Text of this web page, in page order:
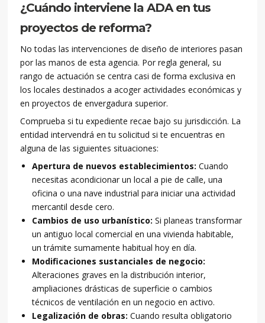
¿Cuándo interviene la ADA en tus
proyectos de reforma?
No todas las intervenciones de diseño de interiores pasan
por las manos de esta agencia. Por regla general, su
rango de actuación se centra casi de forma exclusiva en
los locales destinados a acoger actividades económicas y
en proyectos de envergadura superior.
Comprueba si tu expediente recae bajo su jurisdicción. La
entidad intervendrá en tu solicitud si te encuentras en
alguna de las siguientes situaciones:
Apertura de nuevos establecimientos: Cuando
necesitas acondicionar un local a pie de calle, una
oficina o una nave industrial para iniciar una actividad
mercantil desde cero.
Cambios de uso urbanístico: Si planeas transformar
un antiguo local comercial en una vivienda habitable,
un trámite sumamente habitual hoy en día.
Modificaciones sustanciales de negocio:
Alteraciones graves en la distribución interior,
ampliaciones drásticas de superficie o cambios
técnicos de ventilación en un negocio en activo.
Legalización de obras: Cuando resulta obligatorio